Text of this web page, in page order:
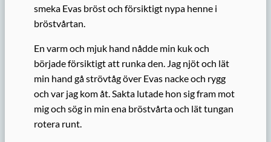
smeka Evas bröst och försiktigt nypa henne i
bröstvårtan.
En varm och mjuk hand nådde min kuk och
började försiktigt att runka den. Jag njöt och lät
min hand gå strövtåg över Evas nacke och rygg
och var jag kom åt. Sakta lutade hon sig fram mot
mig och sög in min ena bröstvårta och lät tungan
rotera runt.